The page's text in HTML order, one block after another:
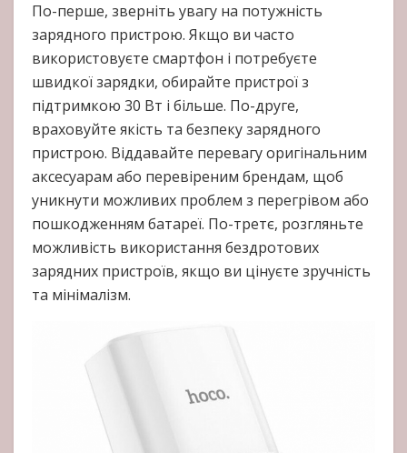
По-перше, зверніть увагу на потужність
зарядного пристрою. Якщо ви часто
використовуєте смартфон і потребуєте
швидкої зарядки, обирайте пристрої з
підтримкою 30 Вт і більше. По-друге,
враховуйте якість та безпеку зарядного
пристрою. Віддавайте перевагу оригінальним
аксесуарам або перевіреним брендам, щоб
уникнути можливих проблем з перегрівом або
пошкодженням батареї. По-третє, розгляньте
можливість використання бездротових
зарядних пристроїв, якщо ви цінуєте зручність
та мінімалізм.